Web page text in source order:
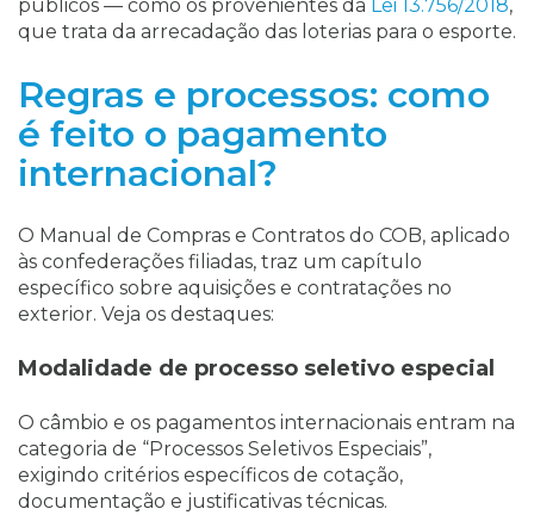
públicos — como os provenientes da Lei 13.756/2018,
que trata da arrecadação das loterias para o esporte.
Regras e processos: como
é feito o pagamento
internacional?
O Manual de Compras e Contratos do COB, aplicado
às confederações filiadas, traz um capítulo
específico sobre aquisições e contratações no
exterior. Veja os destaques:
Modalidade de processo seletivo especial
O câmbio e os pagamentos internacionais entram na
categoria de “Processos Seletivos Especiais”,
exigindo critérios específicos de cotação,
documentação e justificativas técnicas.